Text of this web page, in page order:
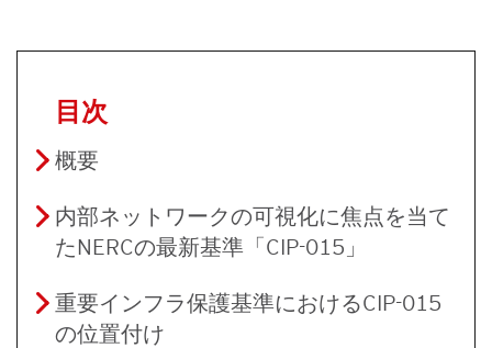
目次
概要
内部ネットワークの可視化に焦点を当て
たNERCの最新基準「CIP-015」
重要インフラ保護基準におけるCIP-015
の位置付け